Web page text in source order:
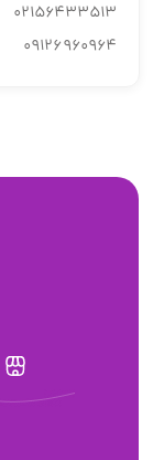
۰۲۱۵۶۴۳۳۵۱۳
۰۹۱۲۶۹۶۰۹۶۴